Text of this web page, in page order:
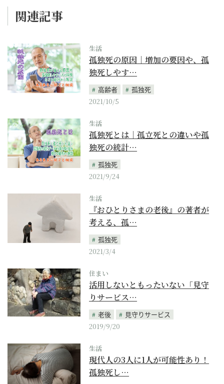
関連記事
生活
孤独死の原因｜増加の要因や、孤
独死しやす…
高齢者
孤独死
2021/10/5
生活
孤独死とは｜孤立死との違いや孤
独死の統計…
孤独死
2021/9/24
生活
『おひとりさまの老後』の著者が
考える、孤…
孤独死
2021/3/4
住まい
活用しないともったいない「見守
りサービス…
老後
見守りサービス
2019/9/20
生活
現代人の3人に1人が可能性あり！
孤独死し…